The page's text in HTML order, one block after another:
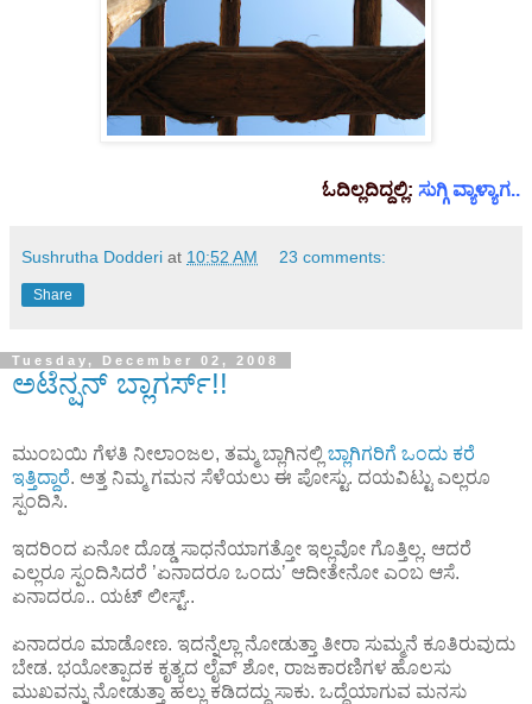
ಓದಿಲ್ಲದಿದ್ದಲ್ಲಿ: ಸುಗ್ಗಿ ವ್ಯಾಳ್ಯಾಗ..
Sushrutha Dodderi at 10:52 AM 23 comments:
Share
Tuesday, December 02, 2008
ಅಟೆನ್ಷನ್ ಬ್ಲಾಗರ್ಸ್!!
ಮುಂಬಯಿ ಗೆಳತಿ ನೀಲಾಂಜಲ, ತಮ್ಮ ಬ್ಲಾಗಿನಲ್ಲಿ ಬ್ಲಾಗಿಗರಿಗೆ ಒಂದು ಕರೆ
ಇತ್ತಿದ್ದಾರೆ. ಅತ್ತ ನಿಮ್ಮ ಗಮನ ಸೆಳೆಯಲು ಈ ಪೋಸ್ಟು. ದಯವಿಟ್ಟು ಎಲ್ಲರೂ
ಸ್ಪಂದಿಸಿ.
ಇದರಿಂದ ಏನೋ ದೊಡ್ಡ ಸಾಧನೆಯಾಗತ್ತೋ ಇಲ್ಲವೋ ಗೊತ್ತಿಲ್ಲ. ಆದರೆ
ಎಲ್ಲರೂ ಸ್ಪಂದಿಸಿದರೆ ’ಏನಾದರೂ ಒಂದು’ ಆದೀತೇನೋ ಎಂಬ ಆಸೆ.
ಏನಾದರೂ.. ಯಟ್ ಲೀಸ್ಟ್..
ಏನಾದರೂ ಮಾಡೋಣ. ಇದನ್ನೆಲ್ಲಾ ನೋಡುತ್ತಾ ತೀರಾ ಸುಮ್ಮನೆ ಕೂತಿರುವುದು
ಬೇಡ. ಭಯೋತ್ಪಾದಕ ಕೃತ್ಯದ ಲೈವ್ ಶೋ, ರಾಜಕಾರಣಿಗಳ ಹೊಲಸು
ಮುಖವನ್ನು ನೋಡುತ್ತಾ ಹಲ್ಲು ಕಡಿದದ್ದು ಸಾಕು. ಒದ್ದೆಯಾಗುವ ಮನಸು